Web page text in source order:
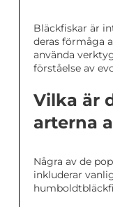
Bläckfiskar är
deras förmåga
använda
förståelse av
Vilka är
arterna
Några av de
inkluderar